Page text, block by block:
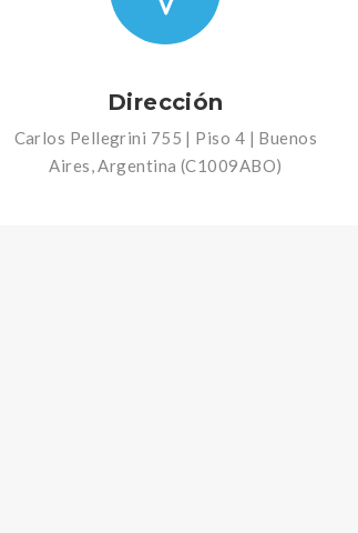
Dirección
Carlos Pellegrini 755 | Piso 4 | Buenos
Aires, Argentina (C1009ABO)